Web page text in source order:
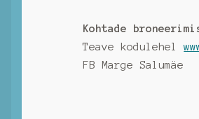
Kohtade
Teave kodulehel
FB Marge Salumäe